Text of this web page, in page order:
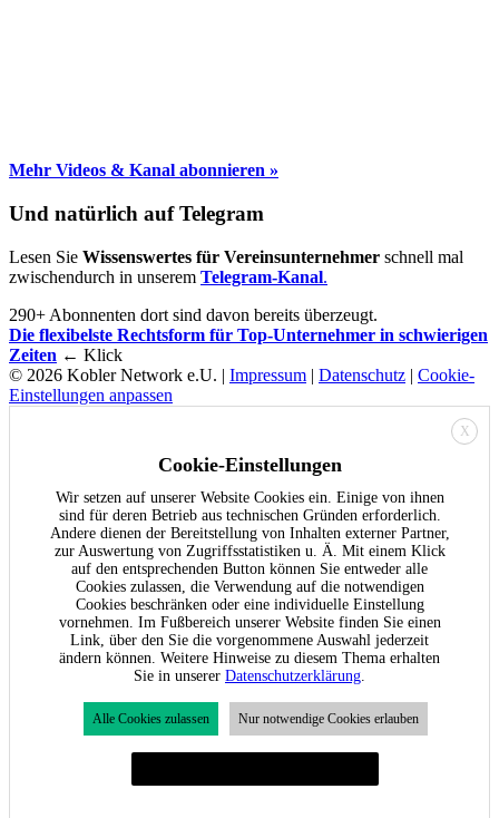
Mehr Videos & Kanal abonnieren »
Und natürlich auf Telegram
Lesen Sie Wissenswertes für Vereinsunternehmer schnell mal
zwischendurch in unserem Telegram-Kanal.
290+ Abonnenten dort sind davon bereits überzeugt.
Die flexibelste Rechtsform für Top-Unternehmer in schwierigen
Zeiten ← Klick
© 2026 Kobler Network e.U. | Impressum | Datenschutz | Cookie-
Einstellungen anpassen
X
Cookie-Einstellungen
Wir setzen auf unserer Website Cookies ein. Einige von ihnen
sind für deren Betrieb aus technischen Gründen erforderlich.
Andere dienen der Bereitstellung von Inhalten externer Partner,
zur Auswertung von Zugriffsstatistiken u. Ä. Mit einem Klick
auf den entsprechenden Button können Sie entweder alle
Cookies zulassen, die Verwendung auf die notwendigen
Cookies beschränken oder eine individuelle Einstellung
vornehmen. Im Fußbereich unserer Website finden Sie einen
Link, über den Sie die vorgenommene Auswahl jederzeit
ändern können. Weitere Hinweise zu diesem Thema erhalten
Sie in unserer Datenschutzerklärung
Alle Cookies zulassen Nur notwendige Cookies erlauben